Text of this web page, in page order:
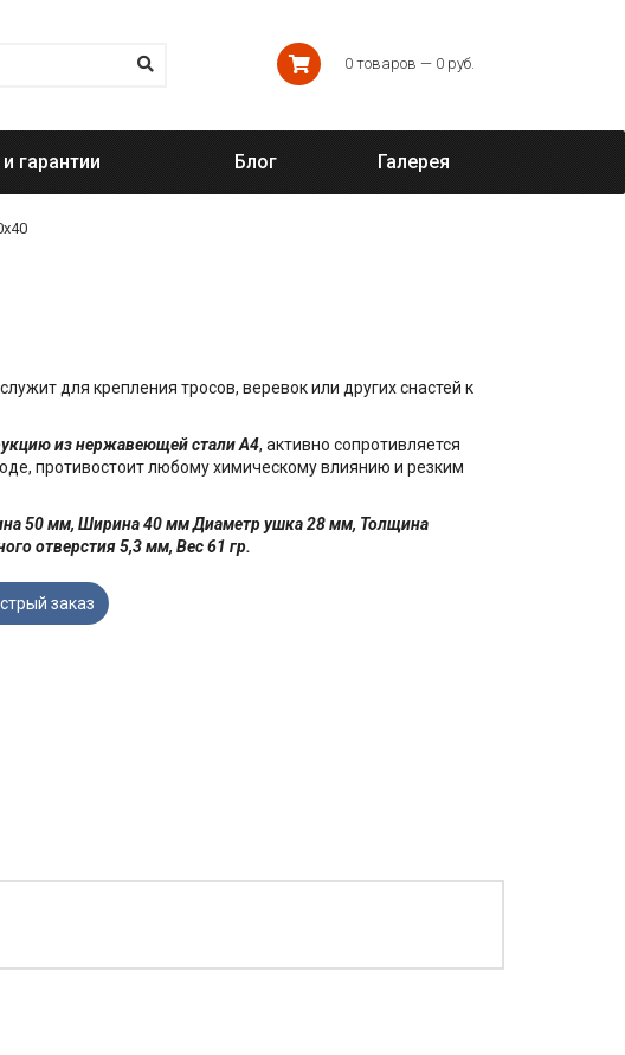
0 товаров — 0 руб.
гарантии Блог Галерея
для крепления тросов, веревок или других снастей к
из нержавеющей стали А4, активно сопротивляется
противостоит любому химическому влиянию и резким
50 мм, Ширина 40 мм Диаметр ушка 28 мм, Толщина
отверстия 5,3 мм, Вес 61 гр.
заказ